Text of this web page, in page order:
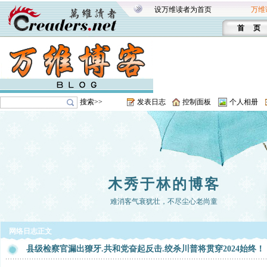
设万维读者为首页 万维
首 页
搜索>> 发表日志 控制面板 个人相册
木秀于林的博客
难消客气衰犹壮，不尽尘心老尚童
网络日志正文
县级检察官漏出獠牙.共和党奋起反击.绞杀川普将贯穿2024始终！